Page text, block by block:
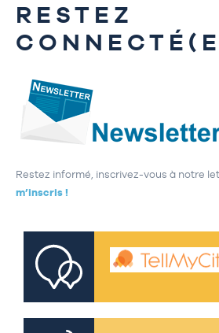
RESTEZ
Restez informé, inscrivez-vous à notre
m’inscris !